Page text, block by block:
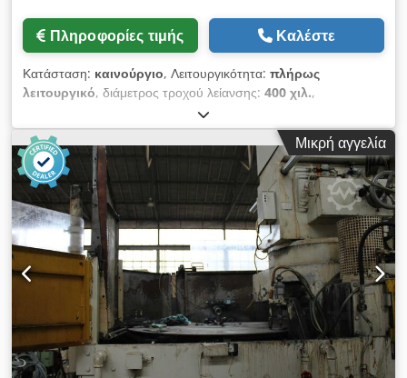
Πληροφορίες τιμής Καλέστε
Κατάσταση: καινούργιο, Λειτουργικότητα: πλήρως
λειτουργικό, διάμετρος τροχού λείανσης: 400 χιλ.,
τεκμηρίωση / εγχειρίδιο
σε ρουλεμάν σφαιρών που εξασφαλίζουν αθόρυβη και ομαλή
λειτουργία καθώς και μεγάλη διάρκεια ζωής. Ισχυρός κινητήρας
με υψηλή ροπή στρέψης. Ρυθμιζόμενα προστατευτικά
κατασκευασμένα από ανθεκτικό υλικό για αποτελεσματική
προστασία από σπινθήρες. Εξοπλισμένο στάνταρ με σωλήνες
αναρρόφησης διαμέτρου 35 mm, με δυνατότητα σύνδεσης
εξαγωγής σκόνης. Στιβαρή, σύγχρονη κατασκευή και πολύ
ευρύ φάσμα πρόσθετου εξοπλισμού. Ρυθμιζόμενες βάσεις
στήριξης του κατεργαζόμενου τεμαχίου. Σύγχρονος φωτισμός
LED. Μεγάλα προστατευτικά κατά των σπινθήρων. Οι βάσεις
που εμφανίζονται στις φωτογραφίες είναι προαιρετικός
εξοπλισμός και διατίθενται με επιπλέον χρέωση. Τεχνικά
χαρακτηριστικά Διάμετρος δίσκου/τροχού: 400 mm Crsdpfx
Μικρή αγγελία